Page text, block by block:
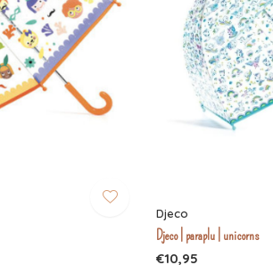
Djeco
Djeco | paraplu | unicorns
€10,95